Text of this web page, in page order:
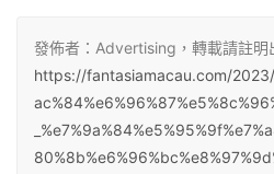
發佈者：Advertising，轉載請註明
https://fantasiamacau.com/